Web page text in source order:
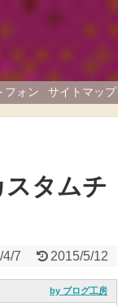
フォン サイトマップ
タムチ
4/7 2015/5/12
by ブログ工房